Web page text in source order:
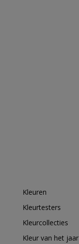
Kleuren
Kleurtesters
Kleurcollecties
Kleur van het jaar